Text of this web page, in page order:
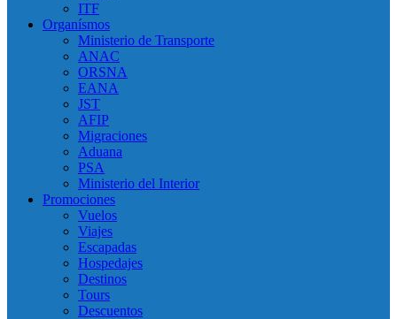
ITF
Organísmos
Ministerio de Transporte
ANAC
ORSNA
EANA
JST
AFIP
Migraciones
Aduana
PSA
Ministerio del Interior
Promociones
Vuelos
Viajes
Escapadas
Hospedajes
Destinos
Tours
Descuentos